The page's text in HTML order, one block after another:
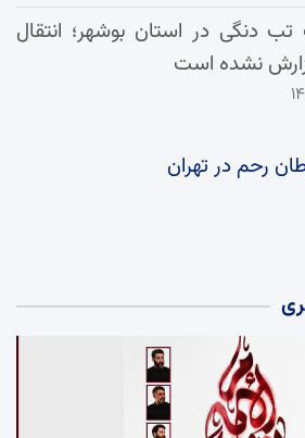
دنگی در استان بوشهر؛ انتقال
نشده است
رحم در تهران